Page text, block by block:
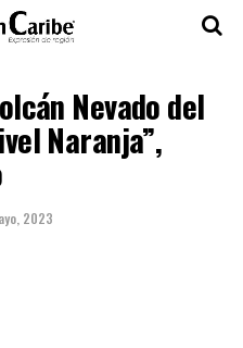
Nevado del
Naranja”,
2023